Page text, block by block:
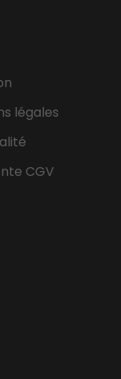
légales
CGV